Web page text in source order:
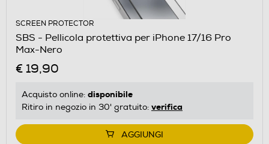
SCREEN PROTECTOR
SBS - Pellicola protettiva per iPhone 17/16 Pro
Max-Nero
€ 19,90
Acquisto online: disponibile
Ritiro in negozio in 30' gratuito: verifica
AGGIUNGI